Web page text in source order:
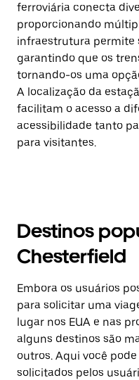
ferroviária conecta
proporcionando
infraestrutura permite
garantindo que os
tornando-os uma
A localização da
facilitam o acesso a
acessibilidade tanto
para visitantes.
Destinos
Chesterfield
Embora os usuários
para solicitar uma
lugar nos EUA e nas
alguns destinos são
outros. Aqui você
solicitados pelos